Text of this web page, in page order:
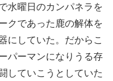
水曜日のカンパネラを
クであった鹿の解体を
にしていた。だからこ
パーマンになりうる存
していこうとしていた